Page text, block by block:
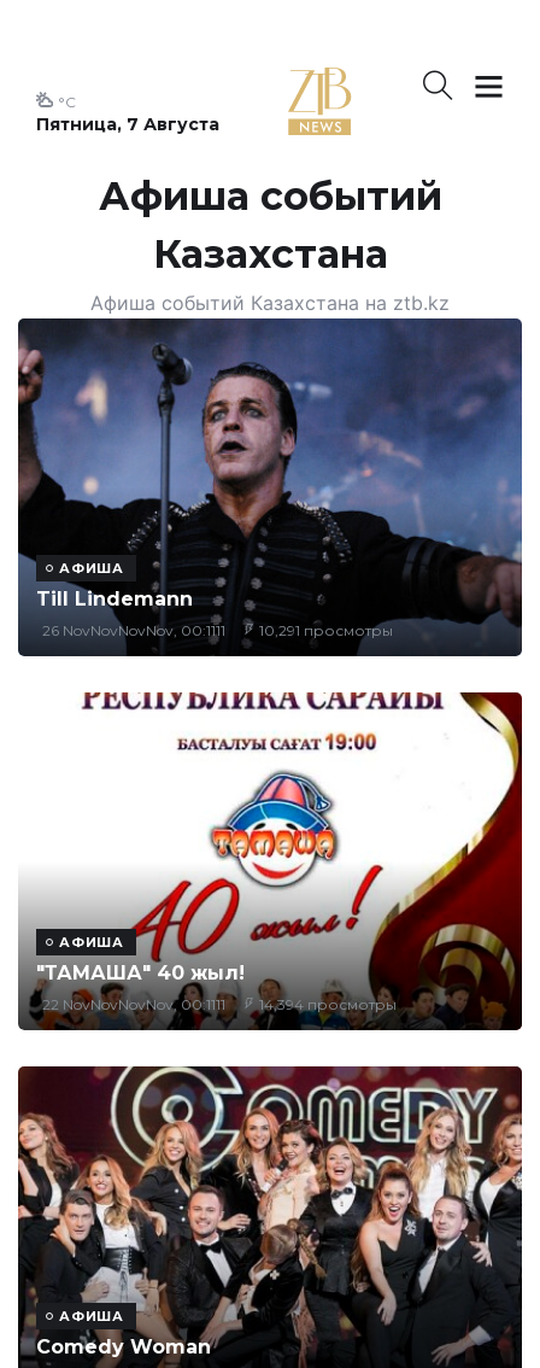
Пятница, 7 Августа
°C
Афиша событий
Казахстана
Афиша событий Казахстана на ztb.kz
АФИША
Till Lindemann
26 NovNovNovNov, 00:1111 10,291 просмотры
АФИША
"ТАМАША" 40 жыл!
22 NovNovNovNov, 00:1111 14,394 просмотры
АФИША
Comedy Woman